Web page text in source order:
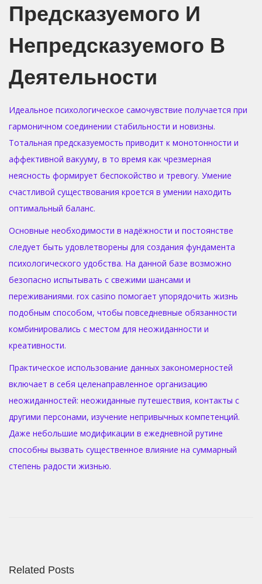
Предсказуемого И
Непредсказуемого В
Деятельности
Идеальное психологическое самочувствие получается при
гармоничном соединении стабильности и новизны.
Тотальная предсказуемость приводит к монотонности и
аффективной вакууму, в то время как чрезмерная
неясность формирует беспокойство и тревогу. Умение
счастливой существования кроется в умении находить
оптимальный баланс.
Основные необходимости в надёжности и постоянстве
следует быть удовлетворены для создания фундамента
психологического удобства. На данной базе возможно
безопасно испытывать с свежими шансами и
переживаниями. rox casino помогает упорядочить жизнь
подобным способом, чтобы повседневные обязанности
комбинировались с местом для неожиданности и
креативности.
Практическое использование данных закономерностей
включает в себя целенаправленное организацию
неожиданностей: неожиданные путешествия, контакты с
другими персонами, изучение непривычных компетенций.
Даже небольшие модификации в ежедневной рутине
способны вызвать существенное влияние на суммарный
степень радости жизнью.
л
Related Posts